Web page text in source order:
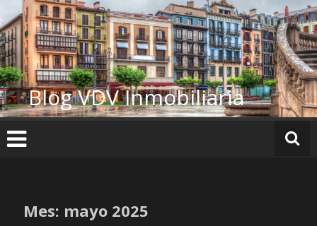
al
contenido
Blog VDV Inmobiliaria
Mes: mayo 2025